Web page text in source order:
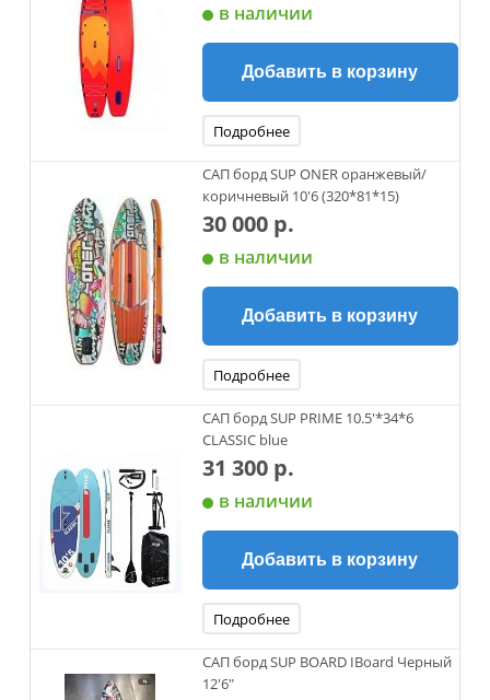
в наличии
Добавить в корзину
Подробнее
САП борд SUP ONER оранжевый/
коричневый 10'6 (320*81*15)
30 000 р.
в наличии
Добавить в корзину
Подробнее
САП борд SUP PRIME 10.5'*34*6
CLASSIC blue
31 300 р.
в наличии
Добавить в корзину
Подробнее
САП борд SUP BOARD IBoard Черный
12'6"